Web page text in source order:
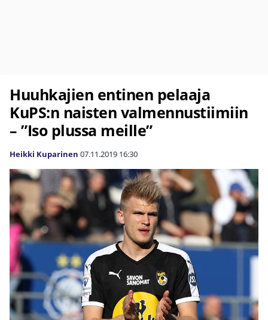
Huuhkajien entinen pelaaja
KuPS:n naisten valmennustiimiin
– ”Iso plussa meille”
Heikki Kuparinen 07.11.2019 16:30